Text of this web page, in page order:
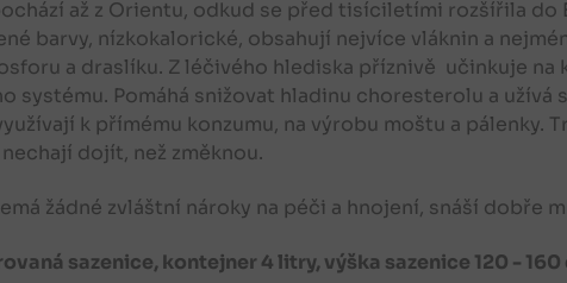
až z Orientu, odkud se před tisíciletími rozšířila
barvy, nízkokalorické, obsahují nejvíce vláknin a
a draslíku. Z léčivého hlediska příznivě učinkuje
systému. Pomáhá snižovat hladinu choresterolu a
k přímému konzumu, na výrobu moštu a pálenky.
dojít, než změknou.
žádné zvláštní nároky na péči a hnojení, snáší dobře
sazenice, kontejner 4 litry, výška sazenice 120 - 160